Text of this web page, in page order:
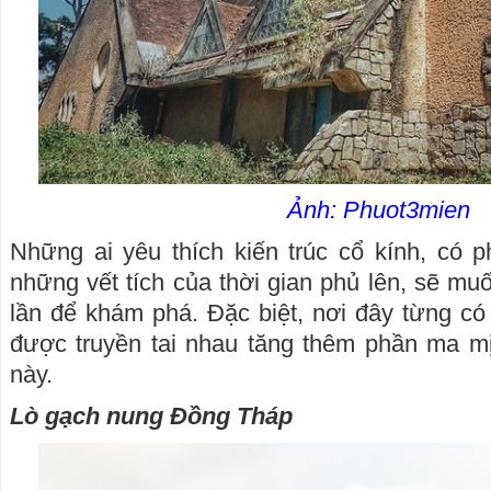
Ảnh: Phuot3mien
Những ai yêu thích kiến trúc cổ kính, có
những vết tích của thời gian phủ lên, sẽ
lần để khám phá. Đặc biệt, nơi đây từng
được truyền tai nhau tăng thêm phần ma
này.
Lò gạch nung Đồng Tháp